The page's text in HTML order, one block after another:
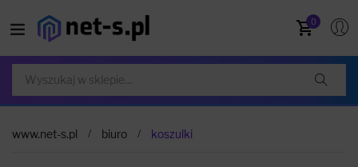
0
www.net-s.pl biuro koszulki